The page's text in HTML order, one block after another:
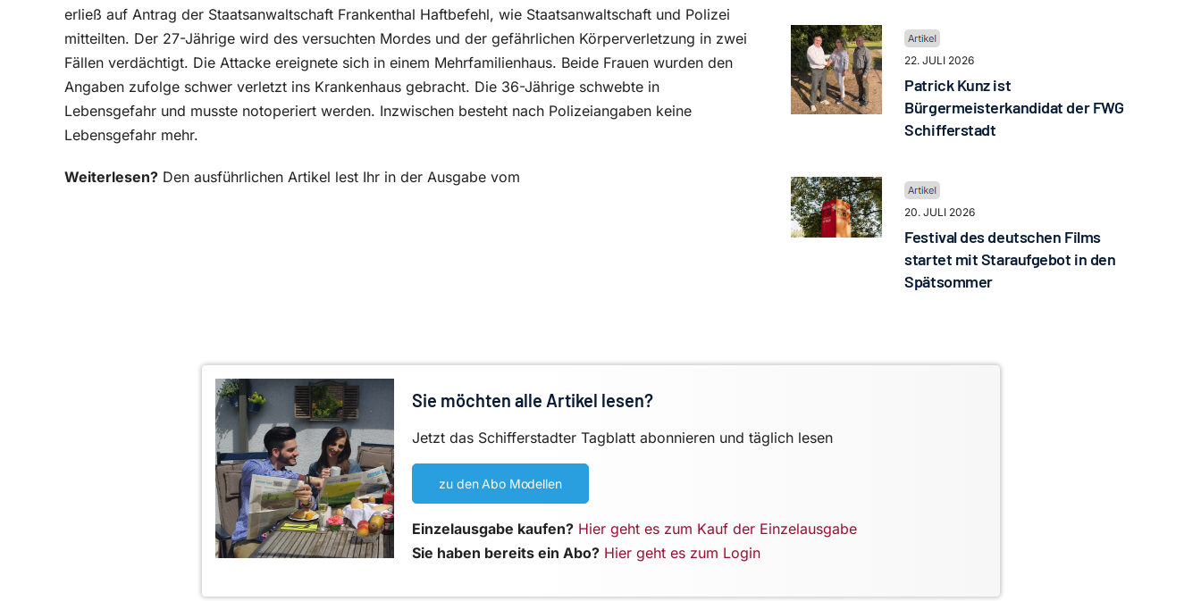
erließ auf Antrag der Staatsanwaltschaft Frankenthal Haftbefehl, wie Staatsanwaltschaft und Polizei
mitteilten. Der 27-Jährige wird des versuchten Mordes und der gefährlichen Körperverletzung in zwei
Fällen verdächtigt. Die Attacke ereignete sich in einem Mehrfamilienhaus. Beide Frauen wurden den
Angaben zufolge schwer verletzt ins Krankenhaus gebracht. Die 36-Jährige schwebte in
Lebensgefahr und musste notoperiert werden. Inzwischen besteht nach Polizeiangaben keine
Lebensgefahr mehr.
Weiterlesen? Den ausführlichen Artikel lest Ihr in der Ausgabe vom
22. JULI 2026
Patrick Kunz ist
Bürgermeisterkandidat der FWG
Schifferstadt
20. JULI 2026
Festival des deutschen Films
startet mit Staraufgebot in den
Spätsommer
Sie möchten alle Artikel lesen?
Jetzt das Schifferstadter Tagblatt abonnieren und täglich lesen
zu den Abo Modellen
Einzelausgabe kaufen? Hier geht es zum Kauf der Einzelausgabe
Sie haben bereits ein Abo? Hier geht es zum Login